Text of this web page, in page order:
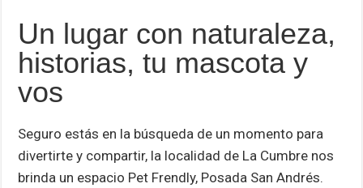
Un lugar con naturaleza,
historias, tu mascota y
vos
Seguro estás en la búsqueda de un momento para
divertirte y compartir, la localidad de La Cumbre nos
brinda un espacio Pet Frendly, Posada San Andrés.